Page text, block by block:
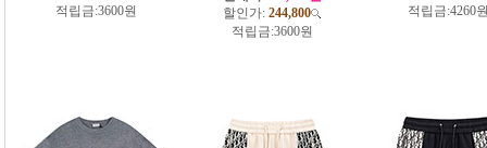
적립금:3600원
할인가: 244,800
적립금:3600원
적립금:4260